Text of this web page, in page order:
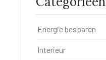
Energie besparen
Interieur